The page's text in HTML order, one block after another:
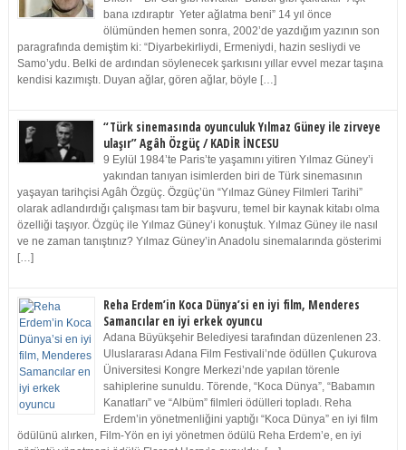
bana ızdıraptır Yeter ağlatma beni” 14 yıl önce
ölümünden hemen sonra, 2002’de yazdığım yazının son
paragrafında demiştim ki: “Diyarbekirliydi, Ermeniydi, hazin sesliydi ve
Samo’ydu. Belki de ardından söylenecek şarkısını yıllar evvel mezar taşına
kendisi kazımıştı. Duyan ağlar, gören ağlar, böyle […]
“Türk sinemasında oyunculuk Yılmaz Güney ile zirveye
ulaşır” Agâh Özgüç / KADİR İNCESU
9 Eylül 1984’te Paris’te yaşamını yitiren Yılmaz Güney’i
yakından tanıyan isimlerden biri de Türk sinemasının
yaşayan tarihçisi Agâh Özgüç. Özgüç’ün “Yılmaz Güney Filmleri Tarihi”
olarak adlandırdığı çalışması tam bir başvuru, temel bir kaynak kitabı olma
özelliği taşıyor. Özgüç ile Yılmaz Güney’i konuştuk. Yılmaz Güney ile nasıl
ve ne zaman tanıştınız? Yılmaz Güney’in Anadolu sinemalarında gösterimi
[…]
Reha Erdem’in Koca Dünya’si en iyi film, Menderes
Samancılar en iyi erkek oyuncu
Adana Büyükşehir Belediyesi tarafından düzenlenen 23.
Uluslararası Adana Film Festivali’nde ödüllen Çukurova
Üniversitesi Kongre Merkezi’nde yapılan törenle
sahiplerine sunuldu. Törende, “Koca Dünya”, “Babamın
Kanatları” ve “Albüm” filmleri ödülleri topladı. Reha
Erdem’in yönetmenliğini yaptığı “Koca Dünya” en iyi film
ödülünü alırken, Film-Yön en iyi yönetmen ödülü Reha Erdem’e, en iyi